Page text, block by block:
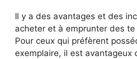
Il y a des avantages et des
acheter et à emprunter des
Pour ceux qui préfèrent
exemplaire, il est avantageux